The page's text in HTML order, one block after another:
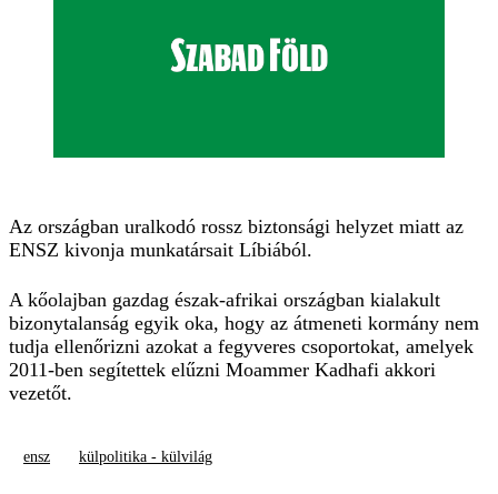
Az országban uralkodó rossz biztonsági helyzet miatt az
ENSZ kivonja munkatársait Líbiából.
A kőolajban gazdag észak-afrikai országban kialakult
bizonytalanság egyik oka, hogy az átmeneti kormány nem
tudja ellenőrizni azokat a fegyveres csoportokat, amelyek
2011-ben segítettek elűzni Moammer Kadhafi akkori
vezetőt.
ensz külpolitika - külvilág